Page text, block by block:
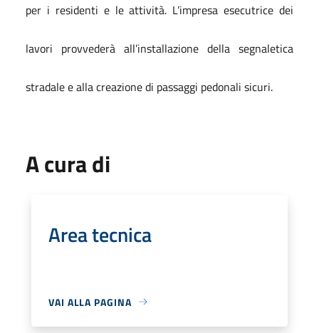
per i residenti e le attività. L’impresa esecutrice dei
lavori provvederà all’installazione della segnaletica
stradale e alla creazione di passaggi pedonali sicuri.
A cura di
Area tecnica
VAI ALLA PAGINA